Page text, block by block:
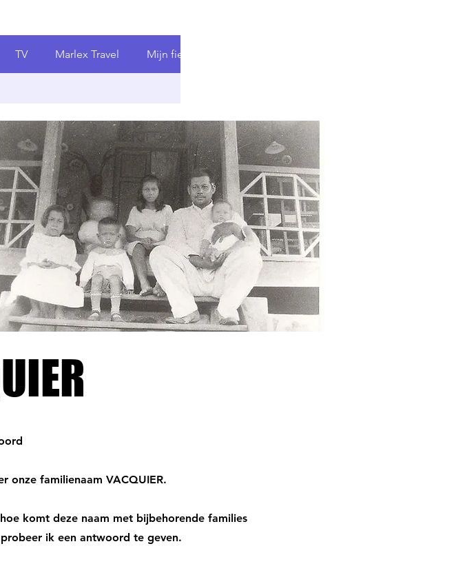
TV Marlex Travel Mijn fietsblog
onze familienaam VACQUIER.
komt deze naam met bijbehorende families
ik een antwoord te geven.